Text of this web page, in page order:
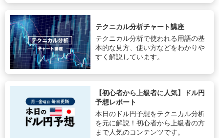
テクニカル分析チャート講座
テクニカル分析で使われる用語の基
本的な見方、使い方などをわかりや
すく解説しています。
【初心者から上級者に人気】ドル円
予想レポート
本日のドル円予想をテクニカル分析
を元に解説！初心者から上級者の方
まで人気のコンテンツです。